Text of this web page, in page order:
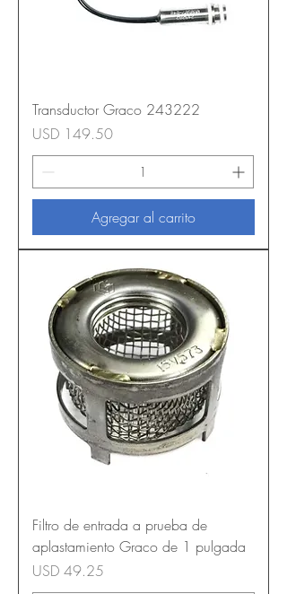
Transductor Graco 243222
Precio
USD 149.50
Agregar al carrito
Filtro de entrada a prueba de
aplastamiento Graco de 1 pulgada
Precio
USD 49.25